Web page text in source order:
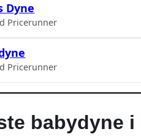
Dyne
Pricerunner
Pricerunner
babydyne i